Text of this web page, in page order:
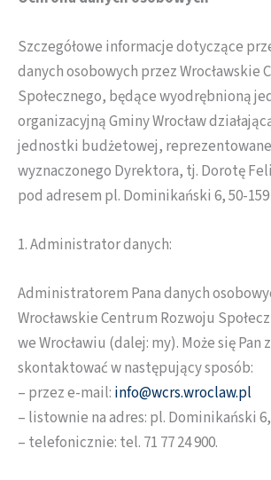
Szczegółowe informacje dotyczące
danych osobowych przez Wrocławskie
Społecznego, będące wyodrębnioną
organizacyjną Gminy Wrocław
jednostki budżetowej,
wyznaczonego Dyrektora, tj. Dorotę
pod adresem pl. Dominikański 6, 50-159
1. Administrator danych:
Administratorem Pana danych
Wrocławskie Centrum Rozwoju
we Wrocławiu (dalej: my). Może się Pan
skontaktować w następujący sposób:
– przez e-mail: info@wcrs.wroclaw.pl
– listownie na adres: pl. Dominikański 6,
– telefonicznie: tel. 71 77 24 900.